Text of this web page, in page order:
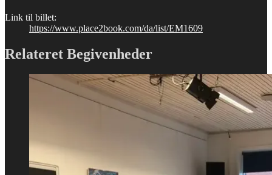
Link til billet:
https://www.place2book.com/da/list/EM1609
Relateret Begivenheder